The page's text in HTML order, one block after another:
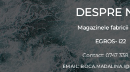
DESPRE
Magazinele fabricii
EGROS- i22
Contact: 0747 338
EMAIL: